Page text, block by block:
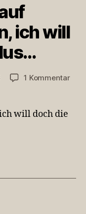
ich will
1 Kommentarzu
will doch die